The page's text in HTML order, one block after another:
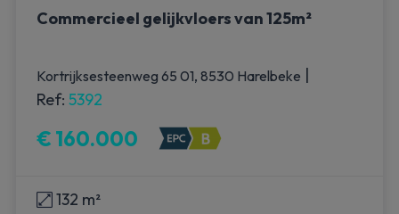
Commercieel gelijkvloers van 125m²
Kortrijksesteenweg 65 01, 8530 Harelbeke
Ref: 5392
€ 160.000
132 m²